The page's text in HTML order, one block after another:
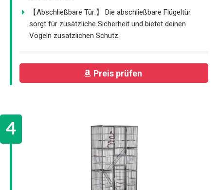
【Abschließbare Tür:】 Die abschließbare Flügeltür
sorgt für zusätzliche Sicherheit und bietet deinen
Vögeln zusätzlichen Schutz.
Preis prüfen